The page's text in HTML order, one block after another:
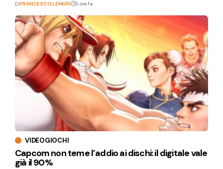
DiFRANCESCO LEMURI 3 ore fa
VIDEOGIOCHI
Capcom non teme l’addio ai dischi: il digitale vale
già il 90%